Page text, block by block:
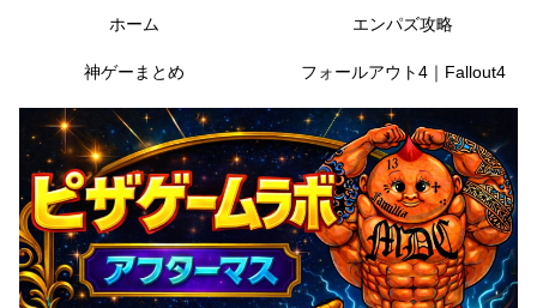
ホーム エンパズ攻略
神ゲーまとめ フォールアウト4｜Fallout4